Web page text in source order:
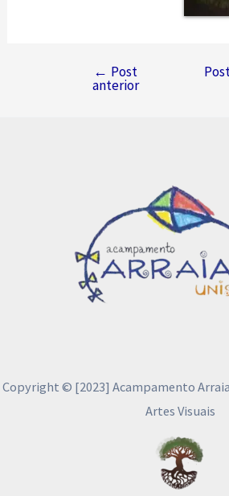
Navegação
← Post
anterior
Copyright © [2023] Acampamento
Artes Visuais